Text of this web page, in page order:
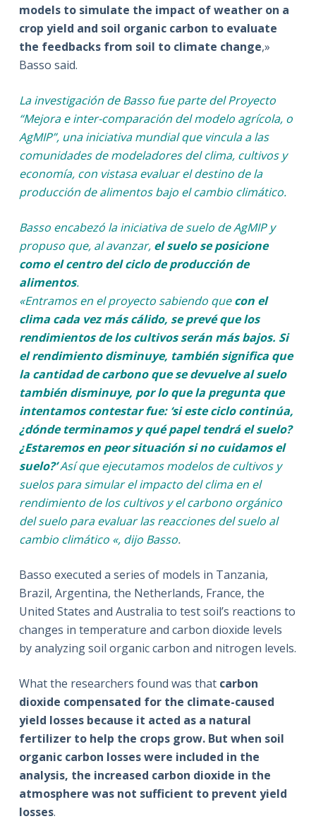
models to simulate the impact of weather on a
crop yield and soil organic carbon to evaluate
the feedbacks from soil to climate change,»
Basso said.
La investigación de Basso fue parte del Proyecto
“Mejora e inter-comparación del modelo agrícola, o
AgMIP”, una iniciativa mundial que vincula a las
comunidades de modeladores del clima, cultivos y
economía, con vistasa evaluar el destino de la
producción de alimentos bajo el cambio climático.
Basso encabezó la iniciativa de suelo de AgMIP y
propuso que, al avanzar, el suelo se posicione
como el centro del ciclo de producción de
alimentos.
«Entramos en el proyecto sabiendo quecon el
clima cada vez más cálido, se prevé que los
rendimientos de los cultivos serán más bajos. Si
el rendimiento disminuye, también significa que
la cantidad de carbono que se devuelve al suelo
también disminuye, por lo que la pregunta que
intentamos contestar fue: ‘si este ciclo continúa,
¿dónde terminamos y qué papel tendrá el suelo?
¿Estaremos en peor situación si no cuidamos el
suelo?’Así que ejecutamos modelos de cultivos y
suelos para simular el impacto del clima en el
rendimiento de los cultivos y el carbono orgánico
del suelo para evaluar las reacciones del suelo al
cambio climático «, dijo Basso.
Basso executed a series of models in Tanzania,
Brazil, Argentina, the Netherlands, France, the
United States and Australia to test soil’s reactions to
changes in temperature and carbon dioxide levels
by analyzing soil organic carbon and nitrogen levels.
What the researchers found was that carbon
dioxide compensated for the climate-caused
yield losses because it acted as a natural
fertilizer to help the crops grow. But when soil
organic carbon losses were included in the
analysis, the increased carbon dioxide in the
atmosphere was not sufficient to prevent yield
losses.